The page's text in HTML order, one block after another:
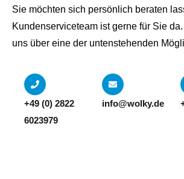
Sie möchten sich persönlich beraten
Kundenserviceteam ist gerne für Sie
uns über eine der untenstehenden
+49 (0) 2822
6023979
info@wolky.de